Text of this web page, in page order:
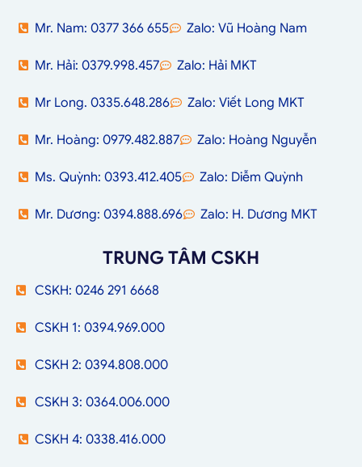
Mr. Nam: 0377 366 655 Zalo: Vũ Hoàng Nam
Mr. Hải: 0379.998.457 Zalo: Hải MKT
Mr Long. 0335.648.286 Zalo: Viết Long MKT
Mr. Hoàng: 0979.482.887 Zalo: Hoàng Nguyễn
Ms. Quỳnh: 0393.412.405 Zalo: Diễm Quỳnh
Mr. Dương: 0394.888.696 Zalo: H. Dương MKT
TRUNG TÂM CSKH
CSKH: 0246 291 6668
CSKH 1: 0394.969.000
CSKH 2: 0394.808.000
CSKH 3: 0364.006.000
CSKH 4: 0338.416.000